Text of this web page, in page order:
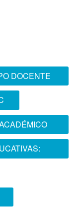
DOCENTE
EN LA
DE LAS